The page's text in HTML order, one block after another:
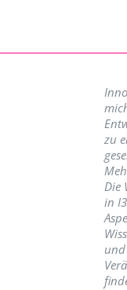
zu
Die
in